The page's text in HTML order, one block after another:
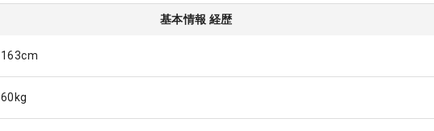
基本情報 経歴
163cm
60kg